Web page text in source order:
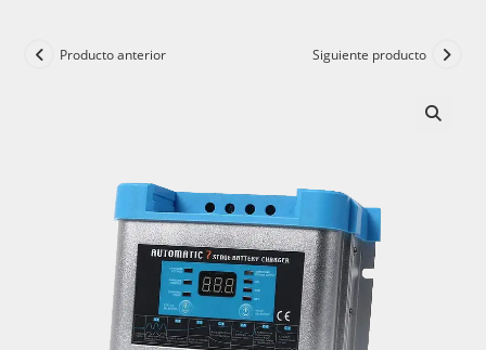
Producto anterior Siguiente producto